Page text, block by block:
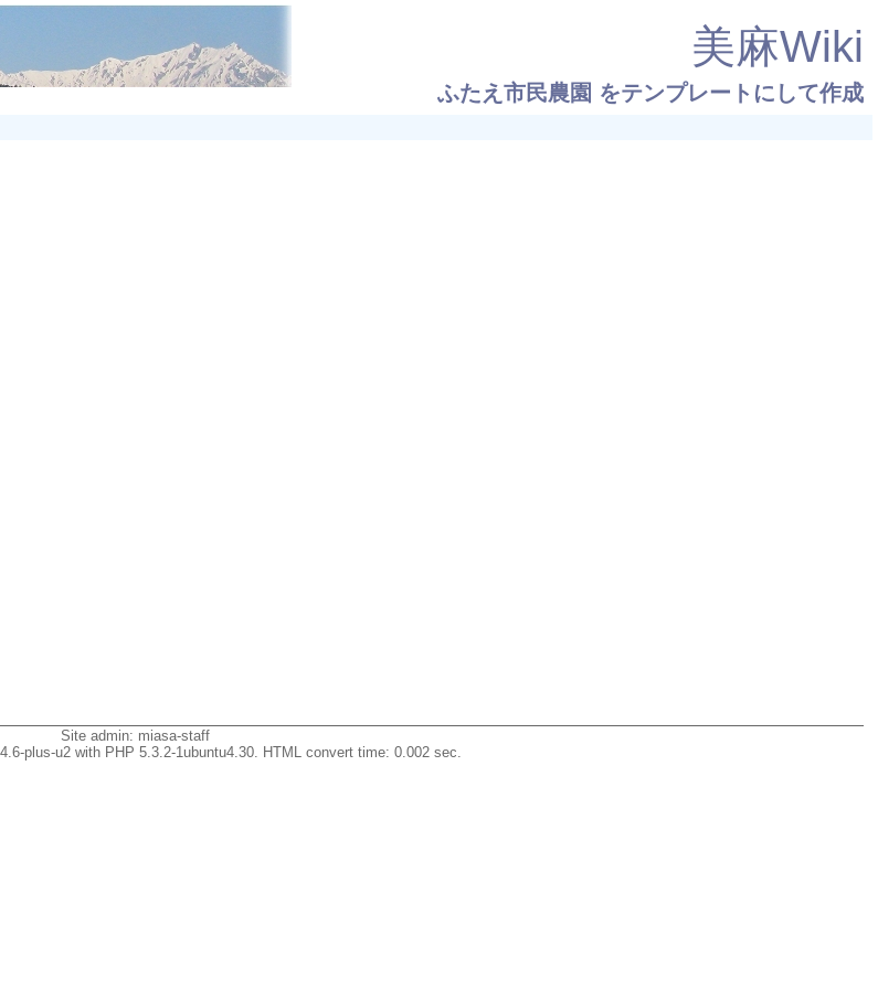
美麻Wiki
ふたえ市民農園 をテンプレートにして作成
Site admin: miasa-staff
plus-u2 with PHP 5.3.2-1ubuntu4.30. HTML convert time: 0.002 sec.